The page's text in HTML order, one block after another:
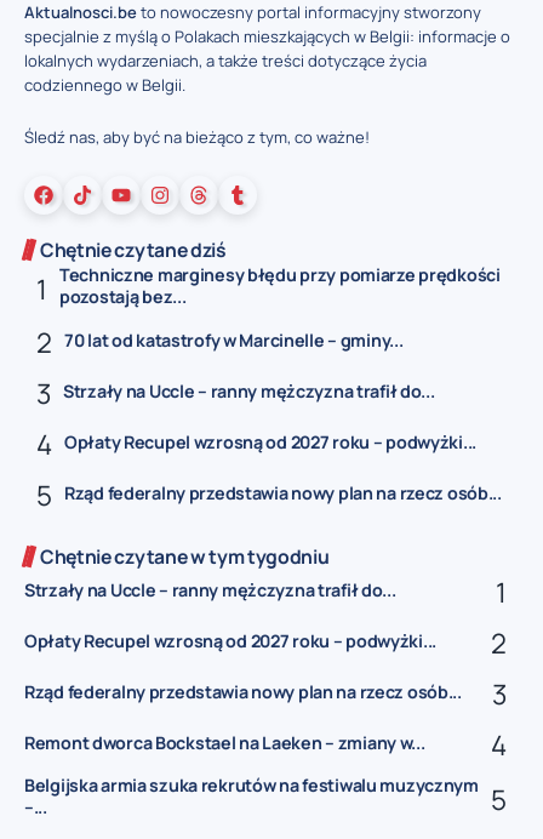
Aktualnosci.beto nowoczesny portal informacyjny stworzony
specjalnie z myślą o Polakach mieszkających w Belgii: informacje o
lokalnych wydarzeniach, a także treści dotyczące życia
codziennego w Belgii.
Śledź nas, aby być na bieżąco z tym, co ważne!
Chętnie czytane dziś
Techniczne marginesy błędu przy pomiarze prędkości
pozostają bez...
70 lat od katastrofy w Marcinelle – gminy...
Strzały na Uccle – ranny mężczyzna trafił do...
Opłaty Recupel wzrosną od 2027 roku – podwyżki...
Rząd federalny przedstawia nowy plan na rzecz osób...
Chętnie czytane w tym tygodniu
Strzały na Uccle – ranny mężczyzna trafił do...
Opłaty Recupel wzrosną od 2027 roku – podwyżki...
Rząd federalny przedstawia nowy plan na rzecz osób...
Remont dworca Bockstael na Laeken – zmiany w...
Belgijska armia szuka rekrutów na festiwalu muzycznym
–...